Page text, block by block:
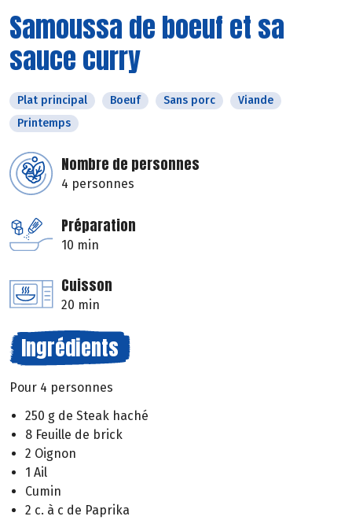
Samoussa de boeuf et sa
sauce curry
Plat principal Boeuf Sans porc
Viande
Printemps
Nombre de personnes
4 personnes
Préparation
10 min
Cuisson
20 min
Ingrédients
Pour 4 personnes
250 g de Steak haché
8 Feuille de brick
2 Oignon
1 Ail
Cumin
2 c. à c de Paprika